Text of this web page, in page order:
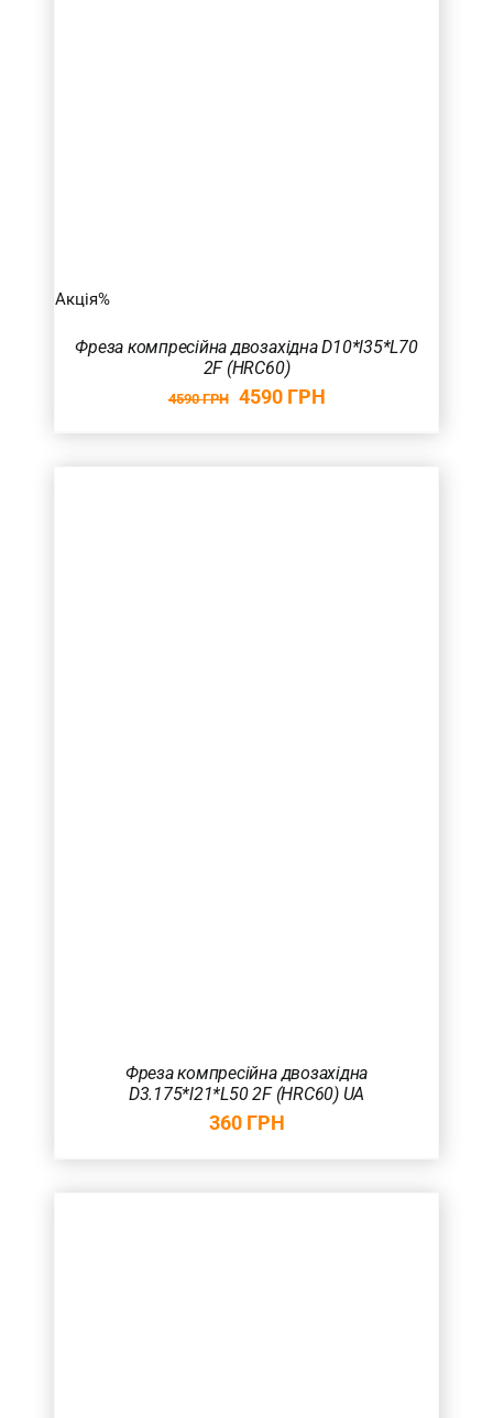
Акція%
Фреза компресійна двозахідна D10*l35*L70
2F (HRC60)
4590ГРН 4590 ГРН
Фреза компресійна двозахідна
D3.175*l21*L50 2F (HRC60) UA
360 ГРН